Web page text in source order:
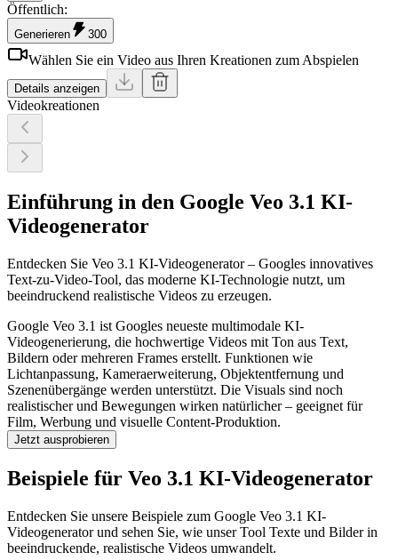
Öffentlich:
Generieren 300
Wählen Sie ein Video aus Ihren Kreationen zum Abspielen
Details anzeigen
Videokreationen
Einführung in den Google Veo 3.1 KI-
Videogenerator
Entdecken Sie Veo 3.1 KI-Videogenerator – Googles innovatives
Text-zu-Video-Tool, das moderne KI-Technologie nutzt, um
beeindruckend realistische Videos zu erzeugen.
Google Veo 3.1 ist Googles neueste multimodale KI-
Videogenerierung, die hochwertige Videos mit Ton aus Text,
Bildern oder mehreren Frames erstellt. Funktionen wie
Lichtanpassung, Kameraerweiterung, Objektentfernung und
Szenenübergänge werden unterstützt. Die Visuals sind noch
realistischer und Bewegungen wirken natürlicher – geeignet für
Film, Werbung und visuelle Content-Produktion.
Jetzt ausprobieren
Beispiele für Veo 3.1 KI-Videogenerator
Entdecken Sie unsere Beispiele zum Google Veo 3.1 KI-
Videogenerator und sehen Sie, wie unser Tool Texte und Bilder in
beeindruckende, realistische Videos umwandelt.